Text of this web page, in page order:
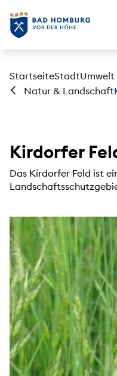
StartseiteStadtUmwelt
Natur & Landschaft
Kirdorfer
Das Kirdorfer Feld ist